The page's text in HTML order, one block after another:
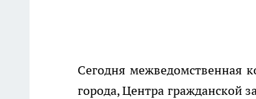
Сегодня межведомственная
города, Центра гражданской